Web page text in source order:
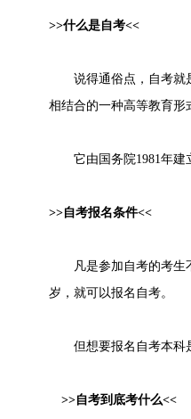
>>什么是自考<<
说得通俗点，自考就是
相结合的一种高等教育形
它由国务院1981年建
>>自考报名条件<<
凡是参加自考的考生不
岁，就可以报名自考。
但想要报名自考本科是
>>自考到底考什么<<